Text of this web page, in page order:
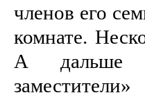
членов его
комнате.
А дальше